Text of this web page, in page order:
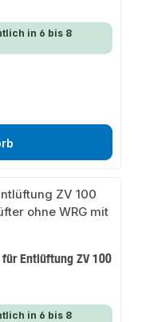
in 6 bis 8
Entlüftung ZV 100
in 6 bis 8